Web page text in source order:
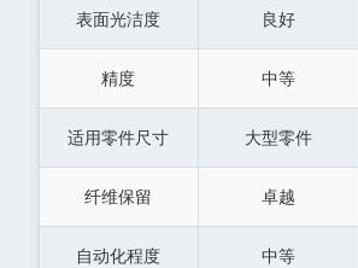
表面光洁度 良好
精度 中等
适用零件尺寸 大型零件
纤维保留 卓越
自动化程度 中等